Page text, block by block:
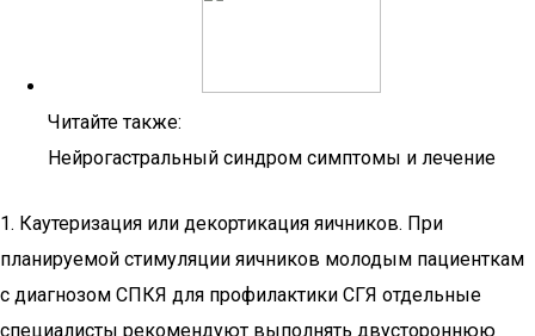
Читайте также:
Нейрогастральный синдром симптомы и лечение
1. Каутеризация или декортикация яичников. При
планируемой стимуляции яичников молодым пациенткам
с диагнозом СПКЯ для профилактики СГЯ отдельные
специалисты рекомендуют выполнять двустороннюю